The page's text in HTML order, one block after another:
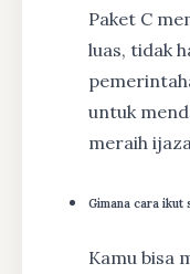
Paket C
luas, tidak
untuk
meraih
Gimana cara ikut
Kamu bisa